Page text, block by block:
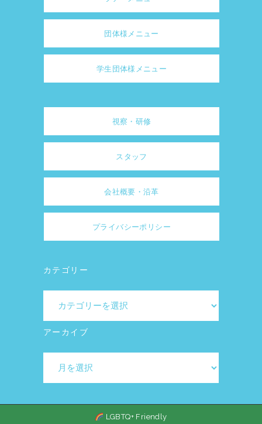
団体様メニュー
学生団体様メニュー
視察・研修
スタッフ
会社概要・沿革
プライバシーポリシー
カテゴリー
アーカイブ
イ
LGBTQ+ Friendly